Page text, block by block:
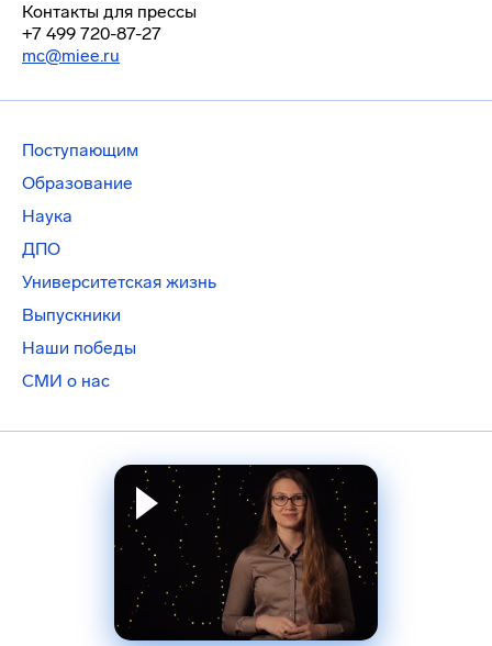
Контакты для прессы
+7 499 720-87-27
mc@miee.ru
Поступающим
Образование
Наука
ДПО
Университетская жизнь
Выпускники
Наши победы
СМИ о нас